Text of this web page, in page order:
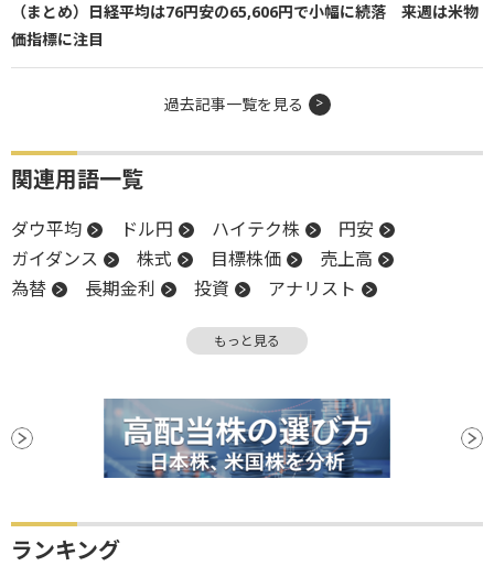
（まとめ）日経平均は76円安の65,606円で小幅に続落 来週は米物
価指標に注目
過去記事一覧を見る
関連用語一覧
ダウ平均 ドル円 ハイテク株
円安
ガイダンス
株式 目標株価
売上高
為替
長期金利 投資
アナリスト
金融政策
上方修正
金融政策決定会合
決算 続伸
調整
日銀
物色
もっと見る
ランキング